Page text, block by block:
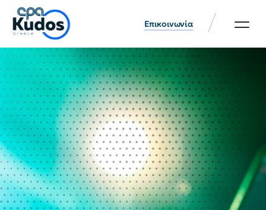
Επικοινωνία